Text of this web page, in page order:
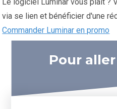
via se lien et bénéficier d'une
Commander Luminar en promo
Pour